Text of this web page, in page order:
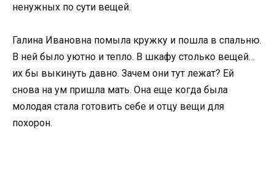
ненужных по сути вещей.
Галина Ивановна помыла кружку и пошла в спальню.
В ней было уютно и тепло. В шкафу столько вещей…
их бы выкинуть давно. Зачем они тут лежат? Ей
снова на ум пришла мать. Она еще когда была
молодая стала готовить себе и отцу вещи для
похорон.